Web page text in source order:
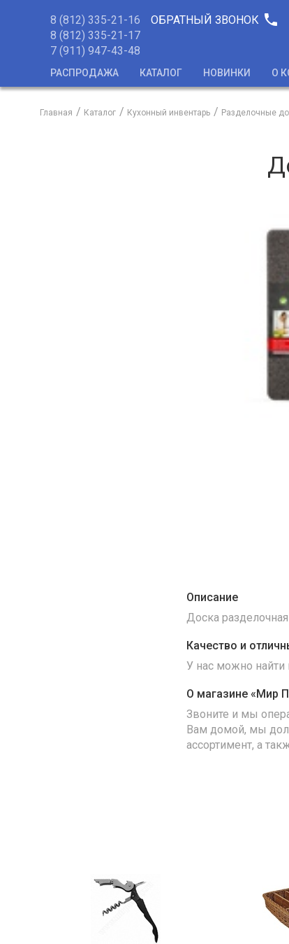
8 (812) 335-21-16
8 (812) 335-21-17
7 (911) 947-43-48
ОБРАТНЫЙ ЗВОНОК phone
РАСПРОДАЖА КАТАЛОГ НОВИНКИ О
Главная Каталог Кухонный инвентарь Разделочные
Описание
Доска
Качество и
У нас можно найти
О магазине «Мир
Звоните и мы
Вам домой, мы
ассортимент, а